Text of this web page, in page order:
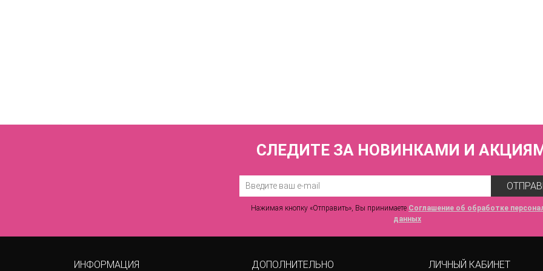
СЛЕДИТЕ ЗА НОВИНКАМИ И
Нажимая кнопку «Отправить», Вы принимаете Соглашение об обработке
данных
ИНФОРМАЦИЯ ДОПОЛНИТЕЛЬНО ЛИЧНЫЙ КАБИНЕТ